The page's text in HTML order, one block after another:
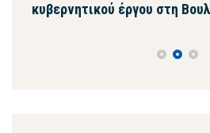
κυβερνητικού έργου στη